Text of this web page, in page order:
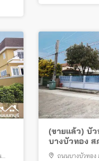
(ขายแล้ว) บั
บางบัวทอง
ถนนบางบัวทอ